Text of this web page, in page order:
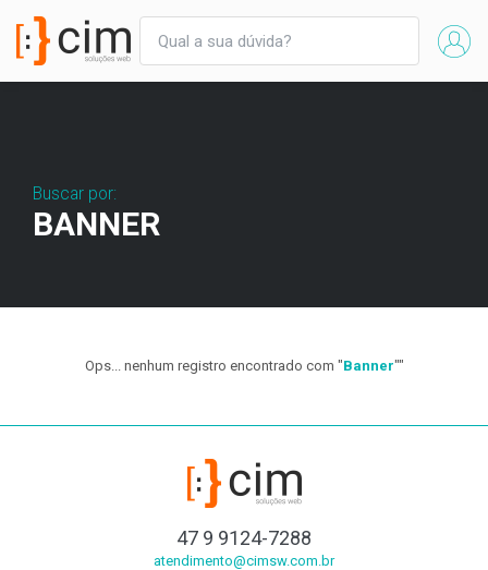
Buscar por:
BANNER
Ops... nenhum registro encontrado com "Banner""
47 9 9124-7288
atendimento@cimsw.com.br